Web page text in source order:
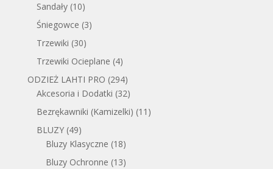
Sandały (10)
Śniegowce (3)
Trzewiki (30)
Trzewiki Ocieplane (4)
ODZIEŻ LAHTI PRO (294)
Akcesoria i Dodatki (32)
Bezrękawniki (Kamizelki) (11)
BLUZY (49)
Bluzy Klasyczne (18)
Bluzy Ochronne (13)